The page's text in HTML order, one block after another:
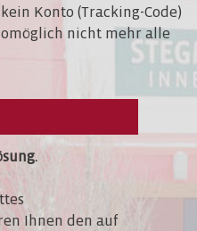
Ihnen den auf
Konto (Tracking-Code)
nicht mehr alle